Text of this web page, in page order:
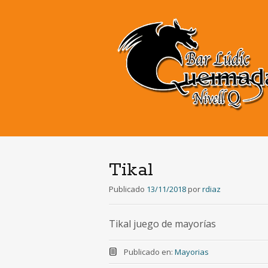
Tikal
Publicado 13/11/2018 porrdiaz
Tikal juego de mayorías
Publicado en: Mayorias